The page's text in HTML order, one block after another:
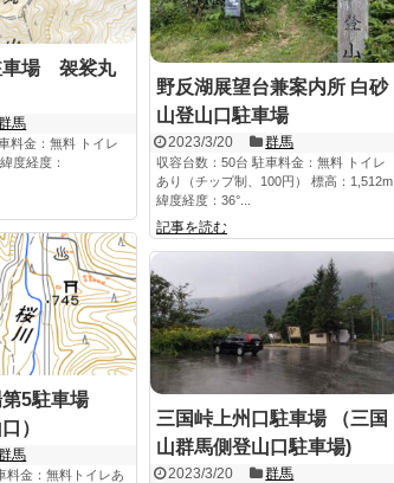
車場 袈裟丸
馬
料金：無料 トイレ
度経度：
野反湖展望台兼案内所 白砂
山登山口駐車場
2023/3/20 群馬
収容台数：50台 駐車料金：無料 トイレ
あり（チップ制、100円） 標高：1,512m
緯度経度：36°...
記事を読む
5駐車場
）
馬
料金：無料トイレあ
三国峠上州口駐車場 （三国
山群馬側登山口駐車場)
2023/3/20 群馬